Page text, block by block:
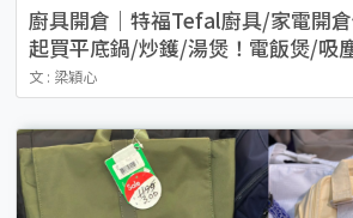
廚具開倉｜特福Tefal廚具/家電開
起買平底鍋/炒鑊/湯煲！電飯煲/吸
文 : 梁穎心